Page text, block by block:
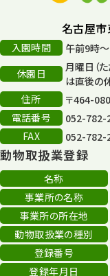
平和公園
森のとこやさん
再生
再生フォーラム
80周年
その他
その他イベント
スカイタワー
名古屋
入園時間
午前9時
休園日
月曜日（
は直後の
住所
〒464-
電話番号
052-782-
FAX
052-782-
動物取扱業登録
名称
事業所の名称
事業所の所在地
動物取扱業の種別
登録番号
登録年月日